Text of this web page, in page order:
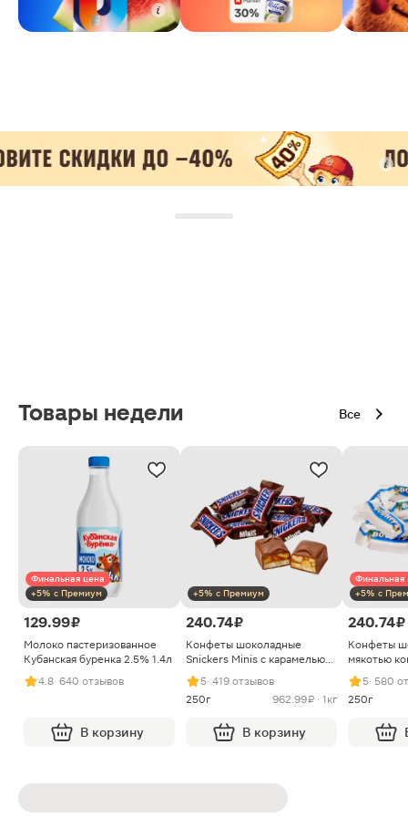
Товары недели Все
Финальная цена
+5% с Премиум
129.99 ₽
Молоко пастеризованное
Кубанская буренка 2.5% 1.4л
4.8· 640 отзывов
В корзину
+5% с Премиум
240.74 ₽
Конфеты шоколадные
Snickers Minis с карамелью
арахисом и нугой
5· 419 отзывов
250г
962.99 ₽ · 1кг
В корзину
Финальная
+5% с
240.74 ₽
Конфеты
мякотью
5· 580
250г